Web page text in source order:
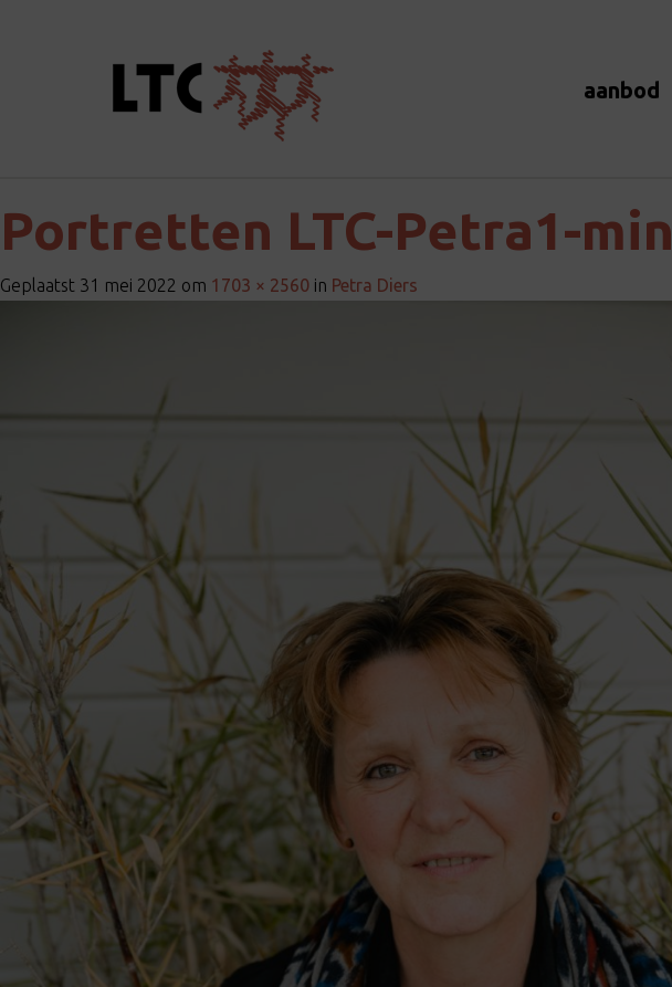
aanbod
Portretten LTC-Petra1-min
Geplaatst 31 mei 2022 om 1703 × 2560 in Petra Diers